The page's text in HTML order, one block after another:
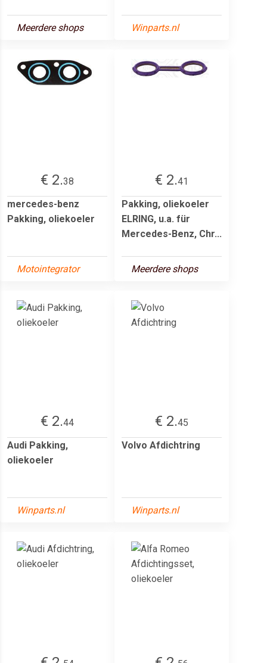
Meerdere shops Winparts.nl
€ 2.38
mercedes-benz
Pakking, oliekoeler
Motointegrator
€ 2.41
Pakking, oliekoeler
ELRING, u.a. für
Mercedes-Benz, Chr...
Meerdere shops
€ 2.44
Audi Pakking,
oliekoeler
Winparts.nl
€ 2.45
Volvo Afdichtring
Winparts.nl